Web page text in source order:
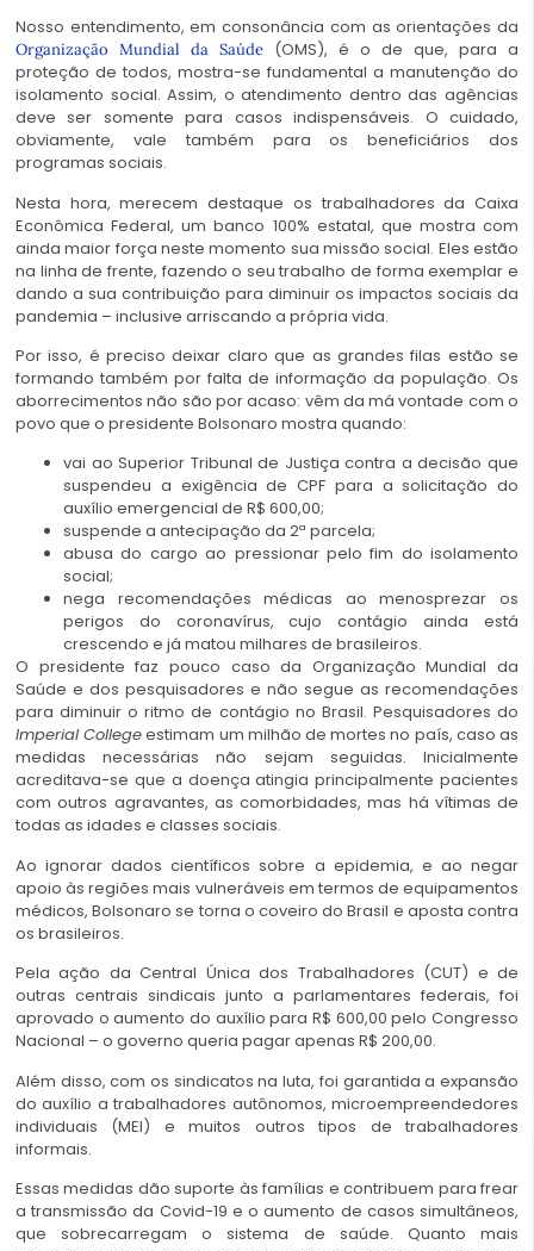
Nosso entendimento, em consonância com as orientações da
Organização Mundial da Saúde (OMS), é o de que, para a
proteção de todos, mostra-se fundamental a manutenção do
isolamento social. Assim, o atendimento dentro das agências
deve ser somente para casos indispensáveis. O cuidado,
obviamente, vale também para os beneficiários dos
programas sociais.
Nesta hora, merecem destaque os trabalhadores da Caixa
Econômica Federal, um banco 100% estatal, que mostra com
ainda maior força neste momento sua missão social. Eles estão
na linha de frente, fazendo o seu trabalho de forma exemplar e
dando a sua contribuição para diminuir os impactos sociais da
pandemia – inclusive arriscando a própria vida.
Por isso, é preciso deixar claro que as grandes filas estão se
formando também por falta de informação da população. Os
aborrecimentos não são por acaso: vêm da má vontade com o
povo que o presidente Bolsonaro mostra quando:
vai ao Superior Tribunal de Justiça contra a decisão que
suspendeu a exigência de CPF para a solicitação do
auxílio emergencial de R$ 600,00;
suspende a antecipação da 2ª parcela;
abusa do cargo ao pressionar pelo fim do isolamento
social;
nega recomendações médicas ao menosprezar os
perigos do coronavírus, cujo contágio ainda está
crescendo e já matou milhares de brasileiros.
O presidente faz pouco caso da Organização Mundial da
Saúde e dos pesquisadores e não segue as recomendações
para diminuir o ritmo de contágio no Brasil. Pesquisadores do
Imperial Collegeestimam um milhão de mortes no país, caso as
medidas necessárias não sejam seguidas. Inicialmente
acreditava-se que a doença atingia principalmente pacientes
com outros agravantes, as comorbidades, mas há vítimas de
todas as idades e classes sociais.
Ao ignorar dados científicos sobre a epidemia, e ao negar
apoio às regiões mais vulneráveis em termos de equipamentos
médicos, Bolsonaro se torna o coveiro do Brasil e aposta contra
os brasileiros.
Pela ação da Central Única dos Trabalhadores (CUT) e de
outras centrais sindicais junto a parlamentares federais, foi
aprovado o aumento do auxílio para R$ 600,00 pelo Congresso
Nacional – o governo queria pagar apenas R$ 200,00.
Além disso, com os sindicatos na luta, foi garantida a expansão
do auxílio a trabalhadores autônomos, microempreendedores
individuais (MEI) e muitos outros tipos de trabalhadores
informais.
Essas medidas dão suporte às famílias e contribuem para frear
a transmissão da Covid-19 e o aumento de casos simultâneos,
que sobrecarregam o sistema de saúde. Quanto mais